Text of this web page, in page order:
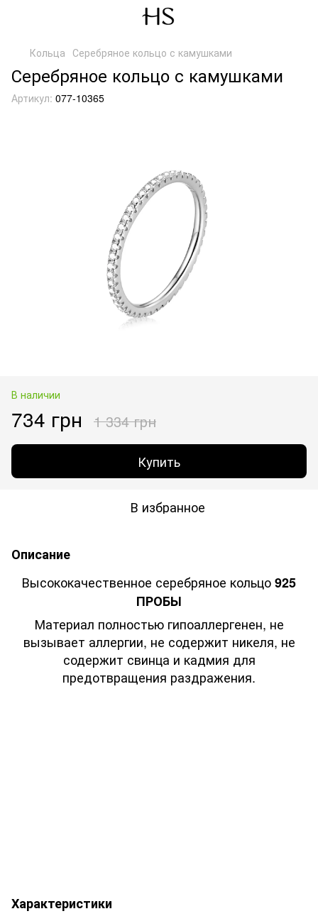
Кольца Серебряное кольцо с камушками
Серебряное кольцо с камушками
Артикул: 077-10365
В наличии
734 грн 1 334 грн
Купить
В избранное
Описание
Высококачественное серебряное кольцо925
ПРОБЫ
Материал полностью гипоаллергенен, не
вызывает аллергии, не содержит никеля, не
содержит свинца и кадмия для
предотвращения раздражения.
Характеристики